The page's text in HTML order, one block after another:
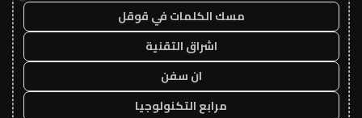
مسك الكلمات في قوقل
اشراق التقنية
ان سفن
مرابع التكنولوجيا